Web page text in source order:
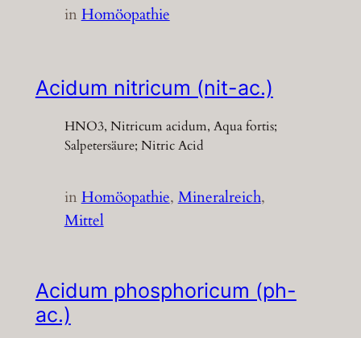
inHomöopathie
Acidum nitricum (nit-ac.)
HNO3, Nitricum acidum, Aqua fortis;
Salpetersäure; Nitric Acid
inHomöopathie, Mineralreich
Mittel
Acidum phosphoricum (ph-
ac.)